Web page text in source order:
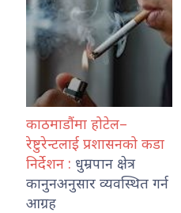
काठमाडौंमा होटेल–
रेष्टुरेन्टलाई प्रशासनको कडा
निर्देशन : धुम्रपान क्षेत्र
कानुनअनुसार व्यवस्थित गर्न
आग्रह